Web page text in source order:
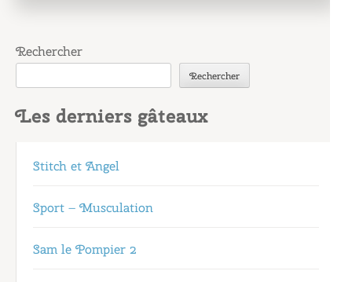
Rechercher
Rechercher
Les derniers gâteaux
Stitch et Angel
Sport – Musculation
Sam le Pompier 2